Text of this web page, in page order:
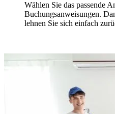
Wählen Sie das passende
Buchungsanweisungen.
lehnen Sie sich einfach